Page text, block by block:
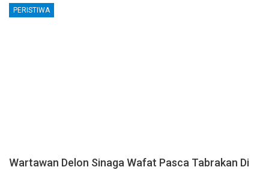
PERISTIWA
Wartawan Delon Sinaga Wafat Pasca Tabrakan Di